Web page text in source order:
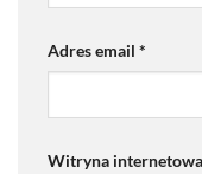
Adres email *
Witryna internetowa